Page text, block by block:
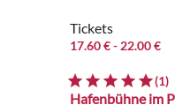
Tickets
17.60 €- 22.00 €
(1)